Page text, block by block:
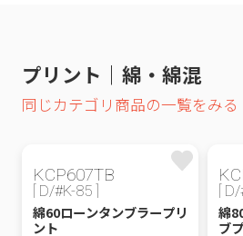
プリント｜綿・綿混
同じカテゴリ商品の一覧をみる
KCP607TB
[ D/#K-85 ]
綿60ローンタンブラープリ
ント
[
綿
ブ